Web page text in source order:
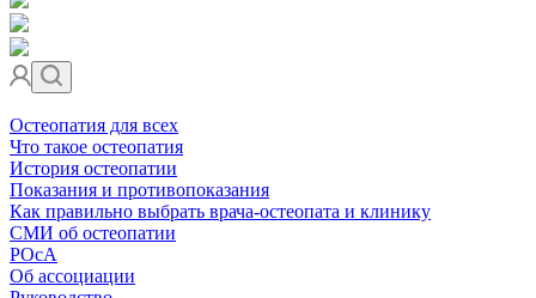
Остеопатия для всех
Что такое остеопатия
История остеопатии
Показания и противопоказания
Как правильно выбрать врача-остеопата и клинику
СМИ об остеопатии
РОсА
Об ассоциации